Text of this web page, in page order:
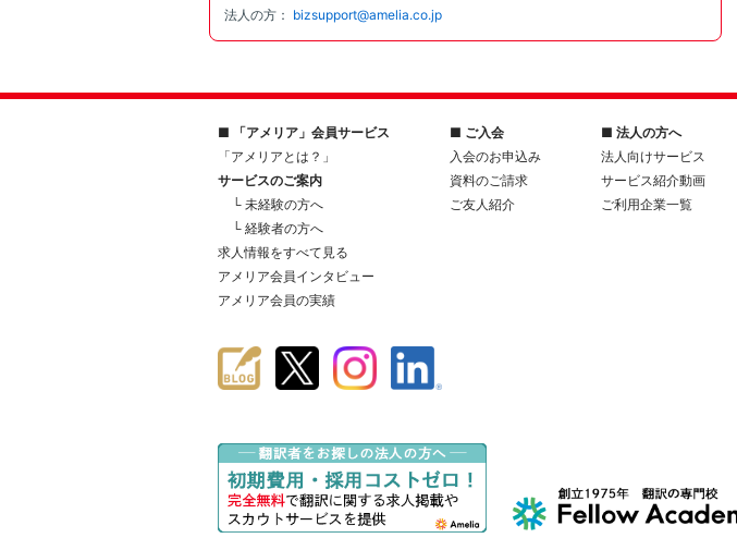
法人の方： bizsupport@amelia.co.jp
■ 「アメリア」会員サービス
「アメリアとは？」
サービスのご案内
└ 未経験の方へ
└ 経験者の方へ
求人情報をすべて見る
アメリア会員インタビュー
アメリア会員の実績
■ ご入会
入会のお申込み
資料のご請求
ご友人紹介
■ 法人の方へ
法人向けサービス
サービス紹介動画
ご利用企業一覧